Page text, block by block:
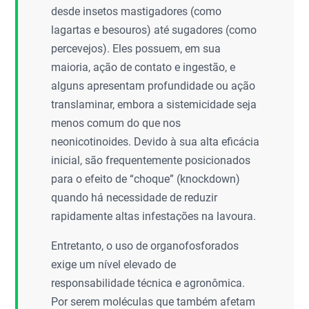
desde insetos mastigadores (como
lagartas e besouros) até sugadores (como
percevejos). Eles possuem, em sua
maioria, ação de contato e ingestão, e
alguns apresentam profundidade ou ação
translaminar, embora a sistemicidade seja
menos comum do que nos
neonicotinoides. Devido à sua alta eficácia
inicial, são frequentemente posicionados
para o efeito de “choque” (knockdown)
quando há necessidade de reduzir
rapidamente altas infestações na lavoura.
Entretanto, o uso de organofosforados
exige um nível elevado de
responsabilidade técnica e agronômica.
Por serem moléculas que também afetam